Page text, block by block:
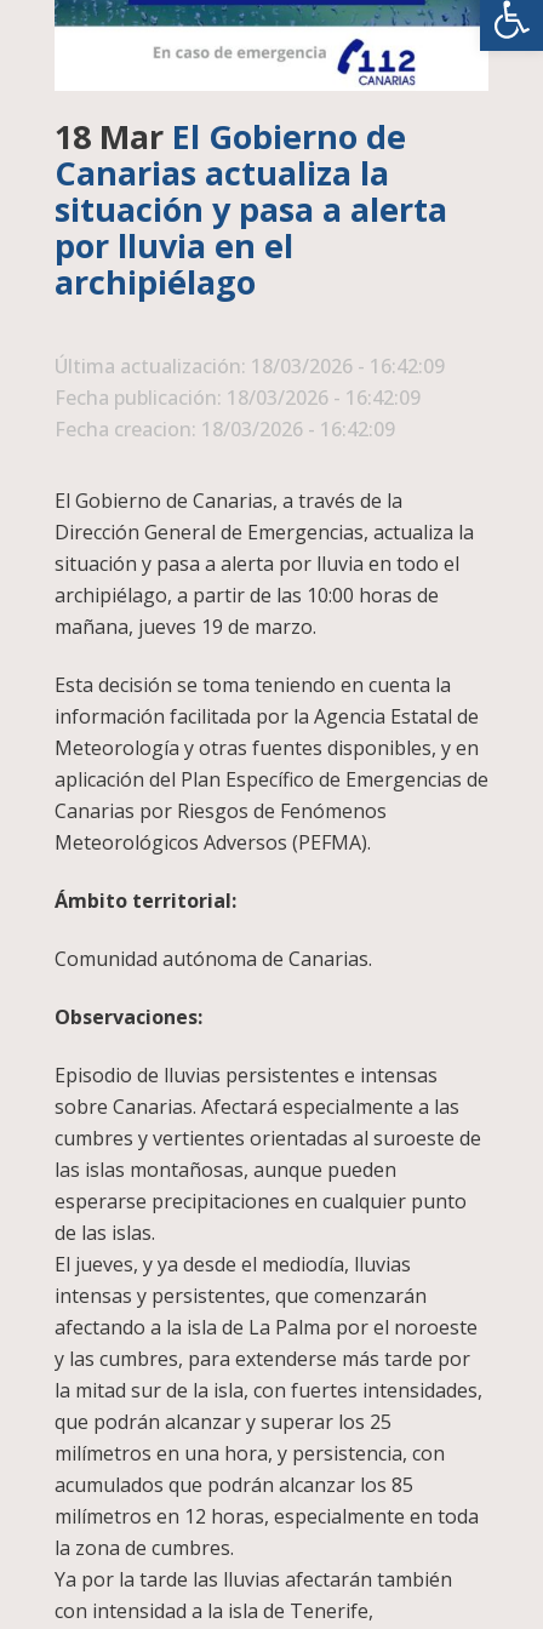
18 MarEl Gobierno de
Canarias actualiza la
situación y pasa a alerta
por lluvia en el
archipiélago
Última actualización: 18/03/2026 - 16:42:09
Fecha publicación: 18/03/2026 - 16:42:09
Fecha creacion: 18/03/2026 - 16:42:09
El Gobierno de Canarias, a través de la
Dirección General de Emergencias, actualiza la
situación y pasa a alerta por lluvia en todo el
archipiélago, a partir de las 10:00 horas de
mañana, jueves 19 de marzo.
Esta decisión se toma teniendo en cuenta la
información facilitada por la Agencia Estatal de
Meteorología y otras fuentes disponibles, y en
aplicación del Plan Específico de Emergencias de
Canarias por Riesgos de Fenómenos
Meteorológicos Adversos (PEFMA).
Ámbito territorial:
Comunidad autónoma de Canarias.
Observaciones:
Episodio de lluvias persistentes e intensas
sobre Canarias. Afectará especialmente a las
cumbres y vertientes orientadas al suroeste de
las islas montañosas, aunque pueden
esperarse precipitaciones en cualquier punto
de las islas.
El jueves, y ya desde el mediodía, lluvias
intensas y persistentes, que comenzarán
afectando a la isla de La Palma por el noroeste
y las cumbres, para extenderse más tarde por
la mitad sur de la isla, con fuertes intensidades,
que podrán alcanzar y superar los 25
milímetros en una hora, y persistencia, con
acumulados que podrán alcanzar los 85
milímetros en 12 horas, especialmente en toda
la zona de cumbres.
Ya por la tarde las lluvias afectarán también
con intensidad a la isla de Tenerife,